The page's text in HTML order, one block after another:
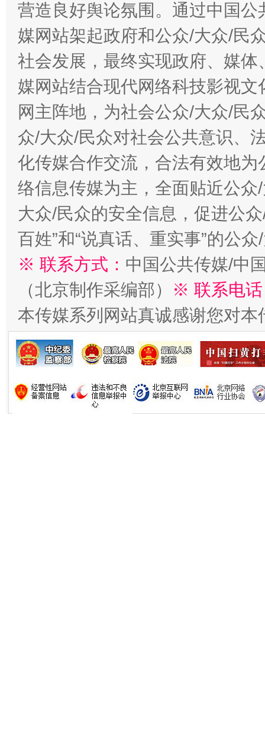
这是一记警钟！ 谢
在谋一域中谋全局
今
营造良好舆论氛围。通过中国
媒网站架起政府和公众/大众/民
社会发展，最终实现政府、媒
媒网站结合现代网络科技影视
网主阵地，为社会公众/大众/民
众/大众/民众对社会公共意识、
化传媒合作交流，合法有效地
络信息传媒为主，全面贴近公
大众/民众的安全信息，促进公
百姓”和“说真话、重实事”的公
※ 联系方式： 中国公共传媒/中
（北京制作采编部）
※ 联系电
本传媒系列网站真诚感谢您对